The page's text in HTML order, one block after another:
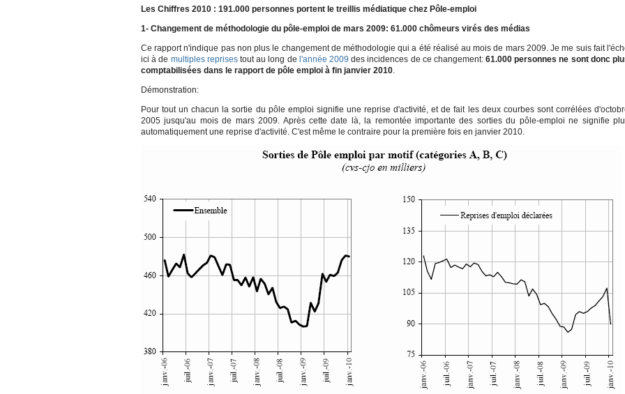
Les Chiffres 2010 : 191.000 personnes portent le treillis médiatique chez Pôle-emploi
1- Changement de méthodologie du pôle-emploi de mars 2009: 61.000 chômeurs virés des médias
Ce rapport n'indique pas non plus le changement de méthodologie qui a été réalisé au mois de mars 2009. Je me suis fait
ici à de multiples reprisestout au long de l'année 2009 des incidences de ce changement:61.000 personnes ne sont donc
comptabilisées dans le rapport de pôle emploi à fin janvier 2010.
Démonstration:
Pour tout un chacun la sortie du pôle emploi signifie une reprise d'activité, et de fait les deux courbes sont corrélées
2005 jusqu'au mois de mars 2009. Après cette date là, la remontée importante des sorties du pôle-emploi ne signifie
automatiquement une reprise d'activité. C'est même le contraire pour la première fois en janvier 2010.